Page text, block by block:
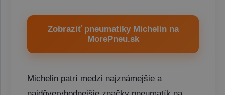
Zobraziť pneumatiky Michelin na
MorePneu.sk
Michelin patrí medzi najznámejšie a